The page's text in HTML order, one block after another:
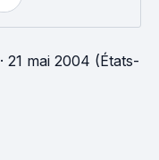
· 21 mai 2004 (États-